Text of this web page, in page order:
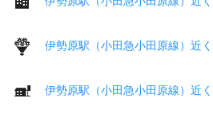
伊勢原駅（小田急小田原線）近
伊勢原駅（小田急小田原線）近